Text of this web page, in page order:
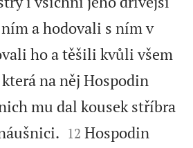
a hodovali s ním v
ho a těšili kvůli všem
na něj Hospodin
mu dal kousek stříbra


12 Hospodin